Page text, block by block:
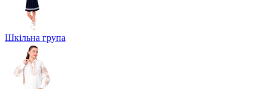
Шкільна група